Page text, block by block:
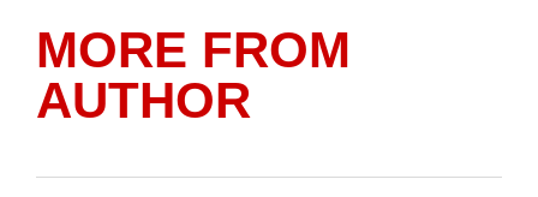
MORE FROM
AUTHOR